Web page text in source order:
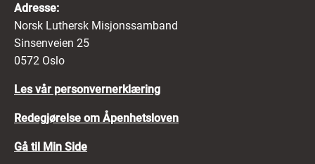
Adresse:
Norsk Luthersk Misjonssamband
Sinsenveien 25
0572 Oslo
Les vår personvernerklæring
Redegjørelse om Åpenhetsloven
Gå til Min Side